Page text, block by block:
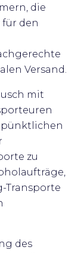
die
den
Versand.
mit
zu
Transporte
des